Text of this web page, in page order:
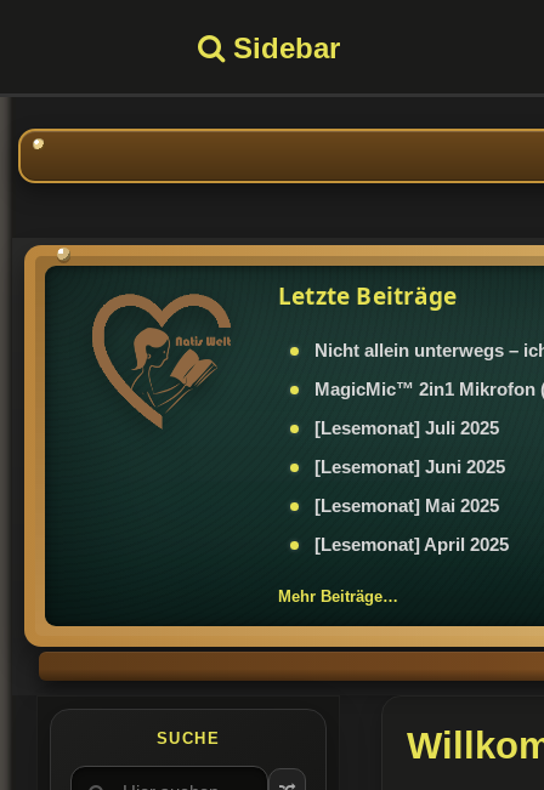
Sidebar
Letzte Beiträge
[Lesemonat] Juli 2025
[Lesemonat] Juni 2025
[Lesemonat] Mai 2025
[Lesemonat] April 2025
Mehr Beiträge…
SUCHE